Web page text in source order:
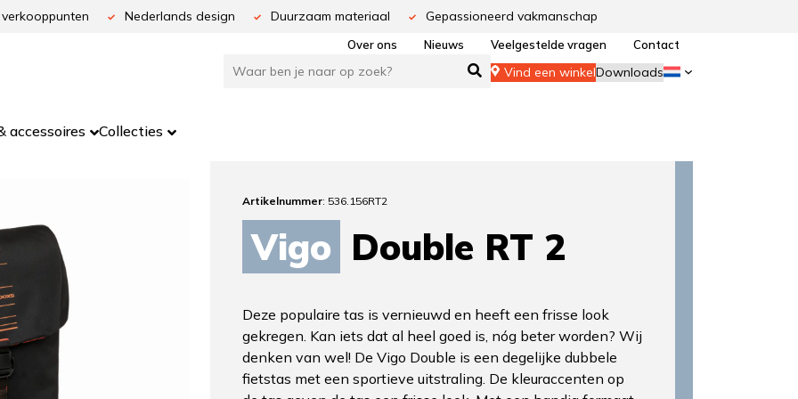
Nederlands design Duurzaam materiaal Gepassioneerd vakmanschap
Over ons Nieuws Veelgestelde vragen Contact
Vind een winkelDownloads
accessoires Collecties
Artikelnummer: 536.156RT2
Vigo Double RT 2
Deze populaire tas is vernieuwd en heeft een frisse look
gekregen. Kan iets dat al heel goed is, nóg beter worden? Wij
denken van wel! De Vigo Double is een degelijke dubbele
fietstas met een sportieve uitstraling. De kleuraccenten op